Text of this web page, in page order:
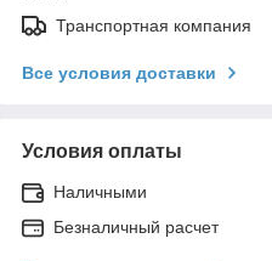
Транспортная компания
Все условия доставки
Условия оплаты
Наличными
Безналичный расчет